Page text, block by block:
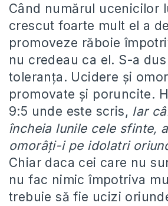
Când numărul ucenicilor
crescut foarte mult el a
promoveze răboie
nu credeau ca el. S-a
toleranţa. Ucidere şi
promovate şi poruncite.
9:5 unde este scris, Iar
încheia lunile cele sfinte,
omorâţi-i pe idolatri
Chiar daca cei care nu
nu fac nimic împotriva
trebuie să fie ucizi